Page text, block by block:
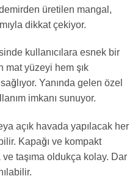
üretilen mangal,
dikkat çekiyor.
kullanıcılara esnek bir
mat yüzeyi hem şık
Yanında gelen özel
imkanı sunuyor.
açık havada yapılacak her
Kapağı ve kompakt
taşıma oldukça kolay. Dar